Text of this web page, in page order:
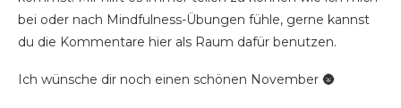
bei oder nach Mindfulness-Übungen fühle, gerne kannst
du die Kommentare hier als Raum dafür benutzen.
Ich wünsche dir noch einen schönen November 🌚